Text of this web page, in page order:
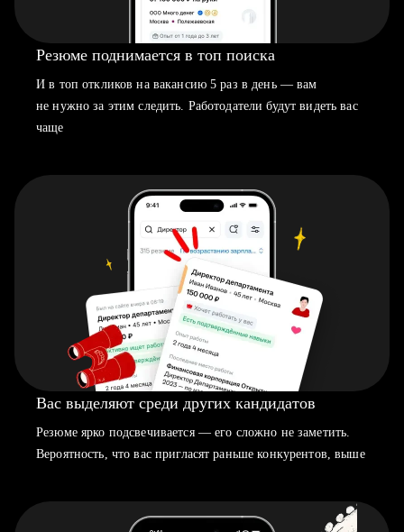
Резюме поднимается в топ поиска
И в топ откликов на вакансию 5 раз в день — вам
не нужно за этим следить. Работодатели будут видеть вас
чаще
Вас выделяют среди других кандидатов
Резюме ярко подсвечивается — его сложно не заметить.
Вероятность, что вас пригласят раньше конкурентов, выше